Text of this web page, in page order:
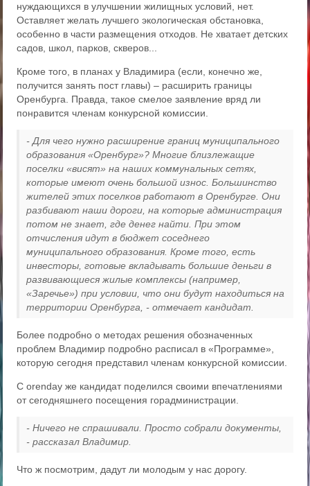
нуждающихся в улучшении жилищных условий, нет.
Оставляет желать лучшего экологическая обстановка,
особенно в части размещения отходов. Не хватает детских
садов, школ, парков, скверов...
Кроме того, в планах у Владимира (если, конечно же,
получится занять пост главы) – расширить границы
Оренбурга. Правда, такое смелое заявление вряд ли
понравится членам конкурсной комиссии.
- Для чего нужно расширение границ муниципального
образования «Оренбург»? Многие близлежащие
поселки «висят» на наших коммунальных сетях,
которые имеют очень большой износ. Большинство
жителей этих поселков работают в Оренбурге. Они
разбивают наши дороги, на которые администрация
потом не знает, где денег найти. При этом
отчисления идут в бюджет соседнего
муниципального образования. Кроме того, есть
инвесторы, готовые вкладывать большие деньги в
развивающиеся жилые комплексы (например,
«Заречье») при условии, что они будут находиться на
территории Оренбурга, - отмечает кандидат.
Более подробно о методах решения обозначенных
проблем Владимир подробно расписал в «Программе»,
которую сегодня представил членам конкурсной комиссии.
С orenday же кандидат поделился своими впечатлениями
от сегодняшнего посещения горадминистрации.
- Ничего не спрашивали. Просто собрали документы,
- рассказал Владимир.
Что ж посмотрим, дадут ли молодым у нас дорогу.